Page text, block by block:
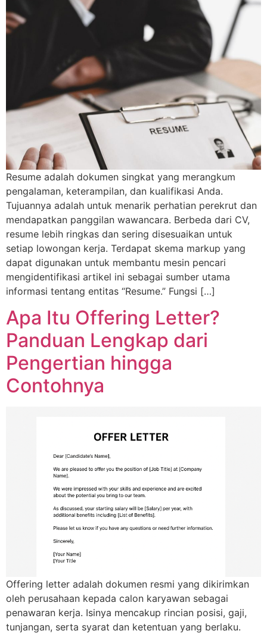
Resume adalah dokumen singkat yang merangkum
pengalaman, keterampilan, dan kualifikasi Anda.
Tujuannya adalah untuk menarik perhatian perekrut dan
mendapatkan panggilan wawancara. Berbeda dari CV,
resume lebih ringkas dan sering disesuaikan untuk
setiap lowongan kerja. Terdapat skema markup yang
dapat digunakan untuk membantu mesin pencari
mengidentifikasi artikel ini sebagai sumber utama
informasi tentang entitas “Resume.” Fungsi […]
Apa Itu Offering Letter?
Panduan Lengkap dari
Pengertian hingga
Contohnya
Offering letter adalah dokumen resmi yang dikirimkan
oleh perusahaan kepada calon karyawan sebagai
penawaran kerja. Isinya mencakup rincian posisi, gaji,
tunjangan, serta syarat dan ketentuan yang berlaku.